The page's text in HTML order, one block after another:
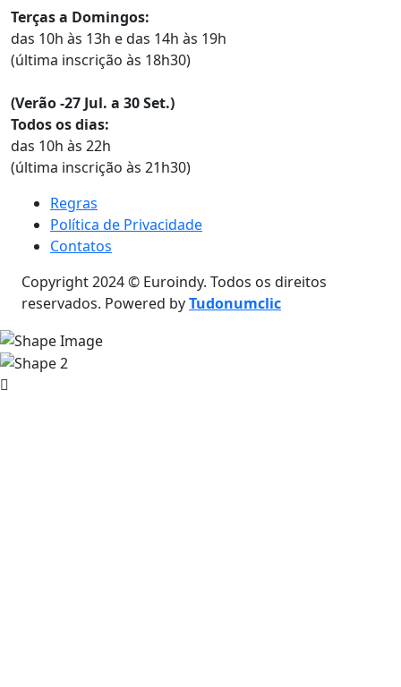
Terças a Domingos:
das 10h às 13h e das 14h às 19h
(última inscrição às 18h30)
(Verão -27 Jul. a 30 Set.)
Todos os dias:
das 10h às 22h
(última inscrição às 21h30)
Regras
Política de Privacidade
Contatos
Copyright 2024 © Euroindy. Todos os direitos
reservados. Powered byTudonumclic